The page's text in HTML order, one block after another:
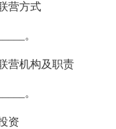
营方式
。
营机构及职责
。
资